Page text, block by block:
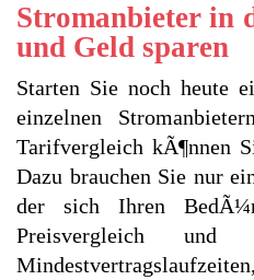
Stromanbieter in
und Geld sparen
Starten Sie noch heute
einzelnen
Tarifvergleich kÃ¶nnen
Dazu brauchen Sie nur
der sich Ihren
Preisvergleich und